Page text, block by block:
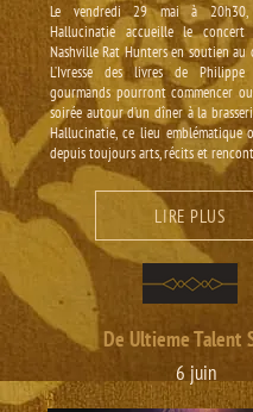
Le vendredi 29 mai à 20h30,
Hallucinatie accueille le
Nashville Rat Hunters en soutien au
L’Ivresse des livres de Philippe
gourmands pourront commencer
soirée autour d’un dîner à la
Hallucinatie, ce lieu emblématique
depuis toujours arts, récits et
LIRE PLUS
De Ultieme Talent
6 juin